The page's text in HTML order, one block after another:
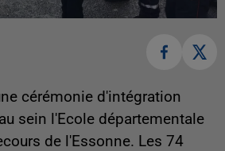
cérémonie d'intégration
sein l'Ecole départementale
de l'Essonne. Les 74